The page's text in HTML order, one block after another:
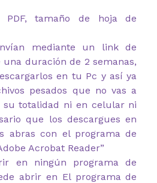
PDF, tamaño de hoja de
mediante un link de
duración de 2 semanas,
en tu Pc y así ya
pesados que no vas a
su totalidad ni en celular ni
que los descargues en
abras con el programa de
Acrobat Reader”
en ningún programa de
abrir en El programa de